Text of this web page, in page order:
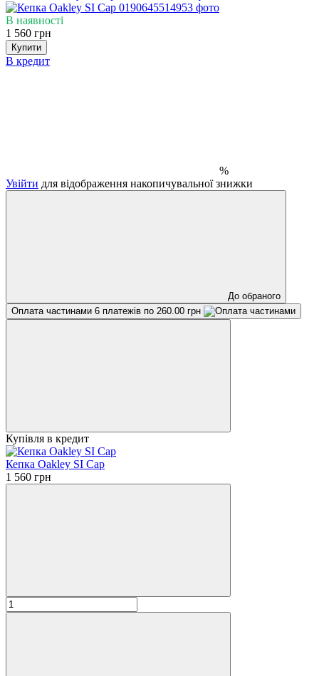
В наявності
1 560 грн
Купити
В кредит
%
Увійти для відображення накопичувальної знижки
До обраного
Оплата частинами 6 платежів по 260.00 грн
Купівля в кредит
Кепка Oakley SI Cap
1 560 грн